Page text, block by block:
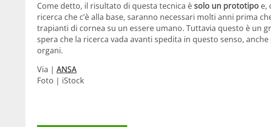
Come detto, il risultato di questa tecnica èsolo un prototipo e,
ricerca che c’è alla base, saranno necessari molti anni prima
trapianti di cornea su un essere umano. Tuttavia questo è un
spera che la ricerca vada avanti spedita in questo senso,
organi.
Via | ANSA
Foto | iStock